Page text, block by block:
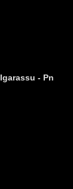
Igarassu - Pn